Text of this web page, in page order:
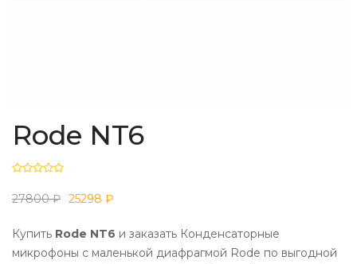
Rode NT6
27800 ₽ 25298 ₽
Купить Rode NT6 и заказать Конденсаторные
микрофоны с маленькой диафрагмой Rode по выгодной